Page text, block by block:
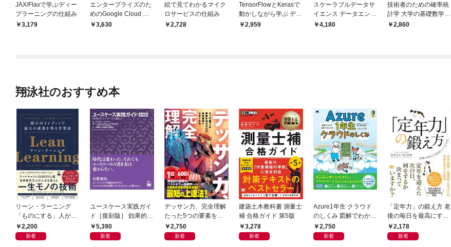
JAX/Flaxで学ぶディー
プラーニングの仕組み
3,179
エンタープライズのた
めのGoogle Cloud ク
ラウドを活用したシス
3,630
絵で見てわかるマイク
ロサービスの仕組み
2,728
TensorFlowとKerasで
動かしながら学ぶ ディ
ープラーニングの仕組
2,959
スケーラブルデータサ
イエンス データエンジ
ニアのための実践Goo
4,180
技術者のための確率統
計学 大学の基礎数学を
本気で学ぶ
2,860
翔泳社のおすすめ本
リーン・ラーニング
「ものにする」人が自
然とやっている 最小の
インプットで最大の成
2,200
新着
ユースケース実践ガイ
ド［復刻版］ 効果的な
ユースケースの書き方
5,390
新着
デッサン力、完全理解
たった5つの要素を知
るだけで絵が確実に上
手くなる
2,750
新着
建築土木教科書 測量士
補 合格ガイド 第5版
3,278
新着
Azure1年生 クラウド
のしくみ 図解でわか
る！会話でまなべる！
2,750
新着
「定年力」の鍛え方 老
後の毎日を最高にする
方法2,178
新着